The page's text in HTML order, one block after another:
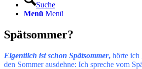
Suche
Menü Menü
Spätsommer?
Eigentlich ist schon Spätsommer, hörte ich
den Sommer ausdehne: Ich spreche vom